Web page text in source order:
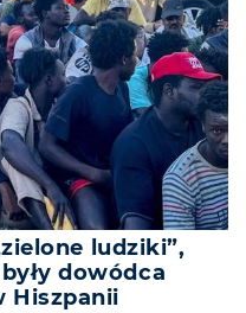
ludziki”,
dowódca
Hiszpanii